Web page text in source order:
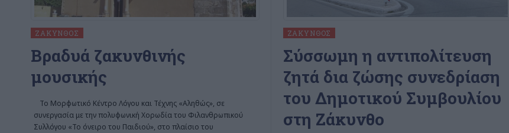
ΖΆΚΥΝΘΟΣ
Βραδυά ζακυνθινής
μουσικής
Το Μορφωτικό Κέντρο Λόγου και Τέχνης «Αληθώς», σε
συνεργασία με την πολυφωνική Χορωδία του Φιλανθρωπικού
Συλλόγου «Το όνειρο του Παιδιού», στο πλαίσιο του
ΖΆΚΥΝΘΟΣ
Σύσσωμη η αντιπολίτευση
ζητά δια ζώσης συνεδρίαση
του Δημοτικού Συμβουλίου
στη Ζάκυνθο